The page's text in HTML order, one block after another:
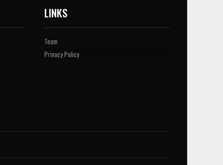
LINKS
Team
Privacy Policy